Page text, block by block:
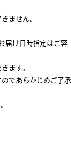
ません。
届け日時指定はご容
ます。
であらかじめご了承